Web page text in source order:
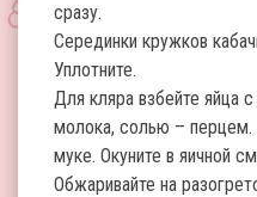
сразу.
Серединки кружков
Уплотните.
Для кляра взбейте яйца
молока, солью –
муке. Окуните в яичной
Обжаривайте на